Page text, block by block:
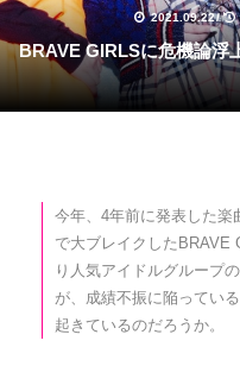
2021.09.22/
BRAVE GIRLSに危機論
今年、4年前に発表した楽
で大ブレイクしたBRAVE
り人気アイドルグループ
が、成績不振に陥ってい
起きているのだろうか。